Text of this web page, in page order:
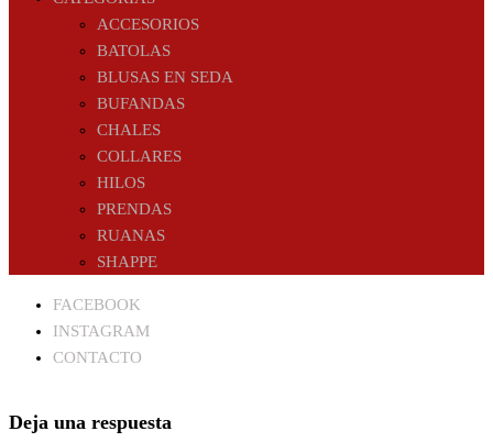
ACCESORIOS
BATOLAS
BLUSAS EN SEDA
BUFANDAS
CHALES
COLLARES
HILOS
PRENDAS
RUANAS
SHAPPE
FACEBOOK
INSTAGRAM
CONTACTO
Deja una respuesta